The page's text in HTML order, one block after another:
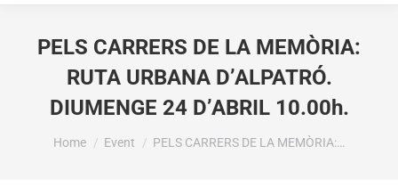
PELS CARRERS DE LA MEMÒRIA:
RUTA URBANA D’ALPATRÓ.
DIUMENGE 24 D’ABRIL 10.00h.
You are here:
Home Event PELS CARRERS DE LA MEMÒRIA:…